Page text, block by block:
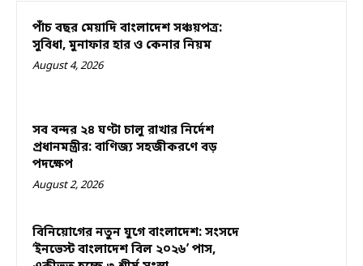
পাঁচ বছর মেয়াদি বাংলাদেশ সঞ্চয়পত্র:
সুবিধা, মুনাফার হার ও কেনার নিয়ম
August 4, 2026
সব বন্দর ২৪ ঘণ্টা চালু রাখার নির্দেশ
প্রধানমন্ত্রীর: বাণিজ্য সহজীকরণে বড়
পদক্ষেপ
August 2, 2026
বিনিয়োগের নতুন যুগে বাংলাদেশ: সংসদে
‘ইনভেস্ট বাংলাদেশ বিল ২০২৬’ পাস,